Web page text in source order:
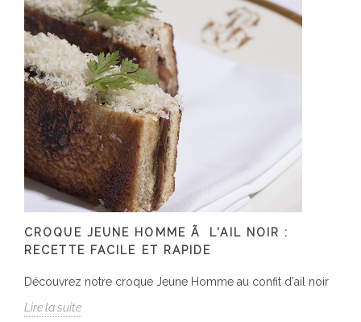
CROQUE JEUNE HOMME Ã L'AIL NOIR :
RECETTE FACILE ET RAPIDE
Découvrez notre croque Jeune Homme au confit d'ail noir
Lire la suite